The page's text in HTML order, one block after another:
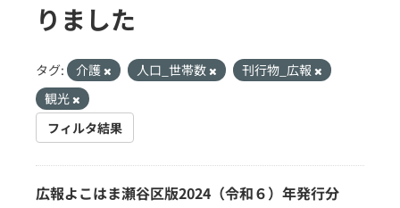
りました
タグ: 介護 人口_世帯数
刊行物_広報
観光
フィルタ結果
広報よこはま瀬谷区版2024（令和６）年発行分